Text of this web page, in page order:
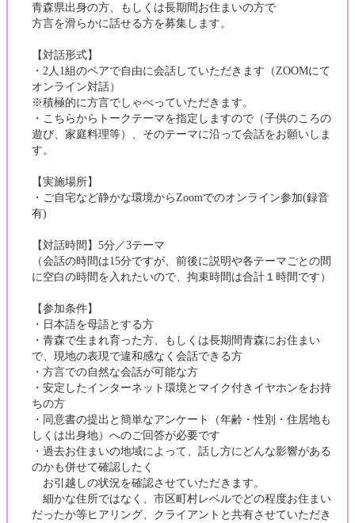
青森県出身の方、もしくは長期間お住まいの方で
方言を滑らかに話せる方を募集します。
【対話形式】
・2人1組のペアで自由に会話していただきます（ZOOMにて
オンライン対話）
※積極的に方言でしゃべっていただきます。
・こちらからトークテーマを指定しますので（子供のころの
遊び、家庭料理等）、そのテーマに沿って会話をお願いしま
す。
【実施場所】
・ご自宅など静かな環境からZoomでのオンライン参加(録音
有)
【対話時間】5分／3テーマ
（会話の時間は15分ですが、前後に説明や各テーマごとの間
に空白の時間を入れたいので、拘束時間は合計１時間です）
【参加条件】
・日本語を母語とする方
・青森で生まれ育った方、もしくは長期間青森にお住まい
で、現地の表現で違和感なく会話できる方
・方言での自然な会話が可能な方
・安定したインターネット環境とマイク付きイヤホンをお持
ちの方
・同意書の提出と簡単なアンケート（年齢・性別・住居地も
しくは出身地）へのご回答が必要です
・過去お住まいの地域によって、話し方にどんな影響がある
のかも併せて確認したく
お引越しの状況を確認させていただきます。
細かな住所ではなく、市区町村レベルでどの程度お住まい
だったか等ヒアリング、クライアントと共有させていただき